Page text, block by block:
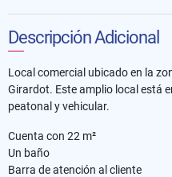
Descripción Adicional
Local comercial ubicado en la
Girardot. Este amplio local está
peatonal y vehicular.
Cuenta con 22 m²
Un baño
Barra de atención al cliente